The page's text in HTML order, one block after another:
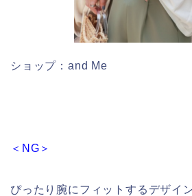
ショップ：and Me
＜NG＞
ぴったり腕にフィットするデザイ